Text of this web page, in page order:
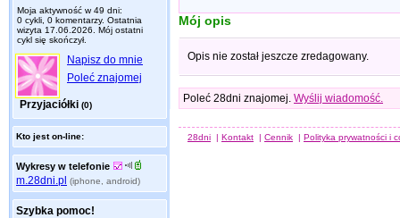
Moja aktywność w 49 dni:
0 cykli, 0 komentarzy. Ostatnia
wizyta 17.06.2026 . Mój ostatni
cykl się skończył.
Napisz do mnie
Poleć znajomej
Przyjaciółki (0)
Kto jest on-line:
Wykresy w telefonie
m.28dni.pl (iphone, android)
Szybka pomoc!
Mój opis
Opis nie został jeszcze zredagowany.
Poleć 28dni znajomej. Wyślij wiadomość.
28dni | Kontakt | Cennik | Polityka prywatności i